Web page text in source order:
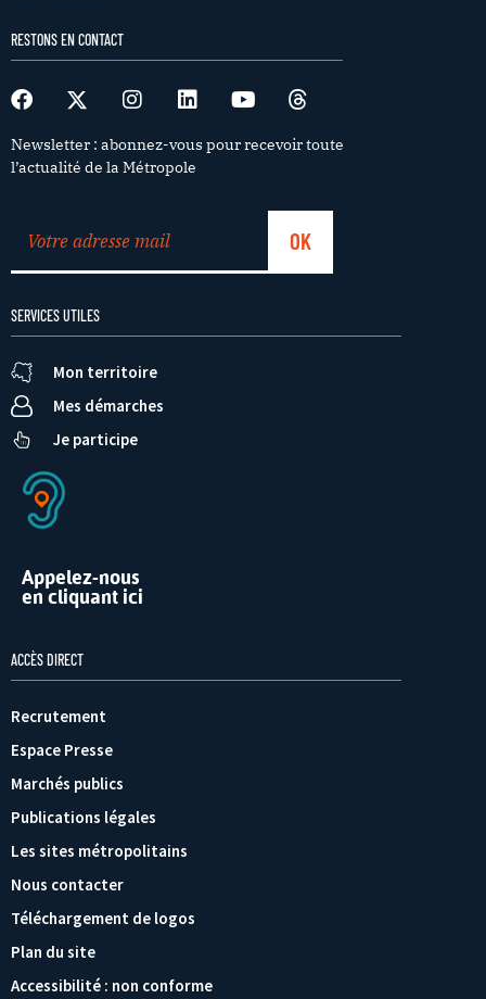
RESTONS EN CONTACT
Newsletter : abonnez-vous pour recevoir toute
l’actualité de la Métropole
SERVICES UTILES
Mon territoire
Mes démarches
Je participe
Appelez-nous
en cliquant ici
ACCÈS DIRECT
Recrutement
Espace Presse
Marchés publics
Publications légales
Les sites métropolitains
Nous contacter
Téléchargement de logos
Plan du site
Accessibilité : non conforme